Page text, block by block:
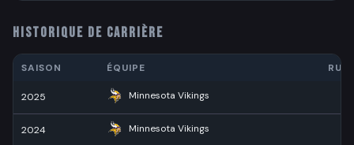
HISTORIQUE DE CARRIÈRE
SAISON ÉQUIPE
2025 Minnesota Vikings
2024 Minnesota Vikings